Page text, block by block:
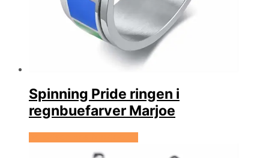
Spinning Pride ringen i
regnbuefarver Marjoe